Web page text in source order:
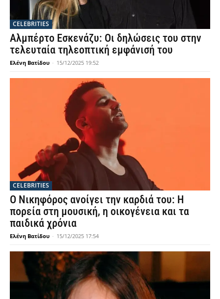
CELEBRITIES
Αλμπέρτο Εσκενάζυ: Οι δηλώσεις του στην
τελευταία τηλεοπτική εμφάνισή του
Ελένη Βατίδου - 15/12/2025 19:52
CELEBRITIES
Ο Νικηφόρος ανοίγει την καρδιά του: Η
πορεία στη μουσική, η οικογένεια και τα
παιδικά χρόνια
Ελένη Βατίδου - 15/12/2025 17:54